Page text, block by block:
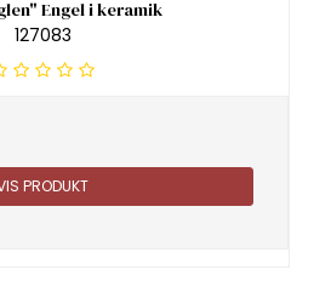
Engel i keramik
127083
PRODUKT